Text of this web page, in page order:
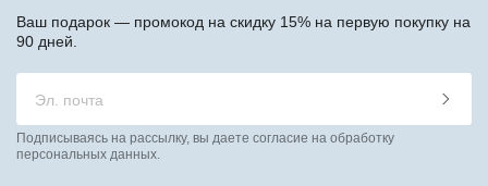
Ваш подарок — промокод на скидку 15% на первую покупку на
90 дней.
Подписываясь на рассылку, вы даете согласие на обработку
персональных данных.